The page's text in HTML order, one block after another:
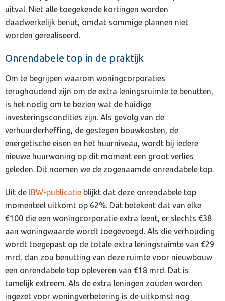
uitval. Niet alle toegekende kortingen worden
daadwerkelijk benut, omdat sommige plannen niet
worden gerealiseerd.
Onrendabele top in de praktijk
Om te begrijpen waarom woningcorporaties
terughoudend zijn om de extra leningsruimte te benutten,
is het nodig om te bezien wat de huidige
investeringscondities zijn. Als gevolg van de
verhuurderheffing, de gestegen bouwkosten, de
energetische eisen en het huurniveau, wordt bij iedere
nieuwe huurwoning op dit moment een groot verlies
geleden. Dit noemen we de zogenaamde onrendabele top.
Uit de IBW-publicatie blijkt dat deze onrendabele top
momenteel uitkomt op 62%. Dat betekent dat van elke
€100 die een woningcorporatie extra leent, er slechts €38
aan woningwaarde wordt toegevoegd. Als die verhouding
wordt toegepast op de totale extra leningsruimte van €29
mrd, dan zou benutting van deze ruimte voor nieuwbouw
een onrendabele top opleveren van €18 mrd. Dat is
tamelijk extreem. Als de extra leningen zouden worden
ingezet voor woningverbetering is de uitkomst nog